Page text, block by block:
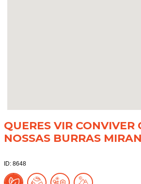
QUERES VIR CONVIVER
NOSSAS BURRAS
ID: 8648